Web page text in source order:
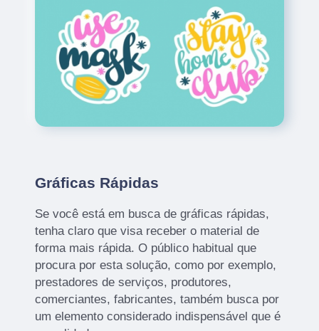
Gráficas Rápidas
Se você está em busca de gráficas rápidas,
tenha claro que visa receber o material de
forma mais rápida. O público habitual que
procura por esta solução, como por exemplo,
prestadores de serviços, produtores,
comerciantes, fabricantes, também busca por
um elemento considerado indispensável que é